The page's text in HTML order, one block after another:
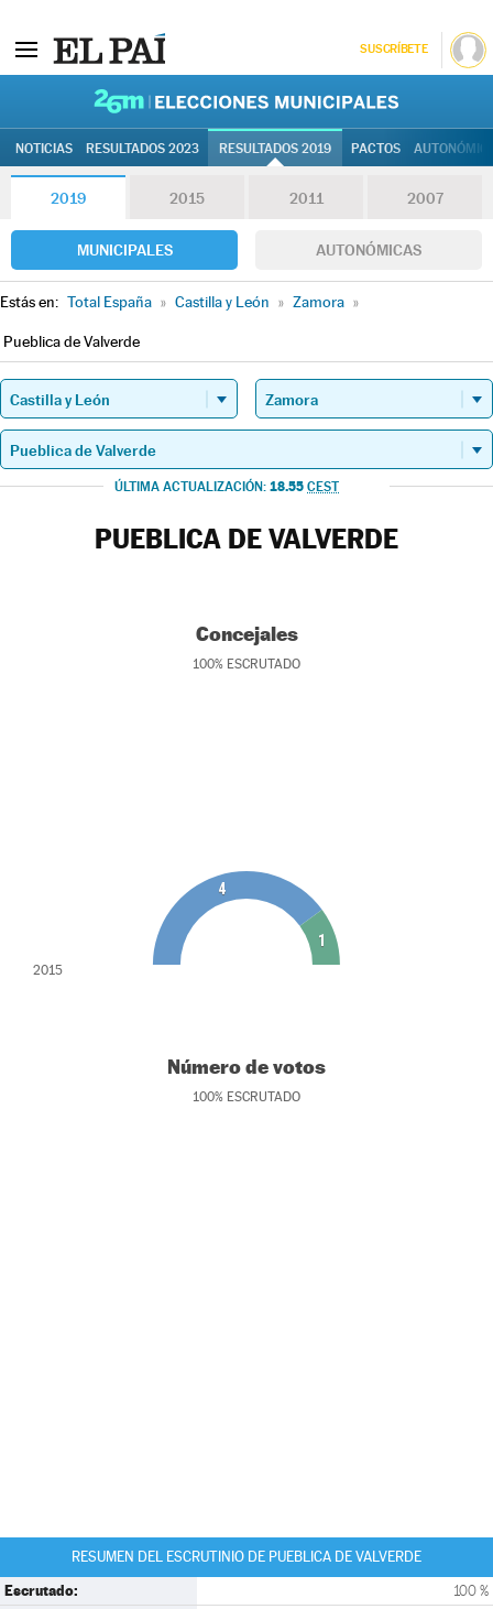
SUSCRÍBETE
NOTICIAS RESULTADOS 2023 RESULTADOS 2019 PACTOS
2019 2015 2011 2007
MUNICIPALES AUTONÓMICAS
Estás en: Total España » Castilla y León » Zamora »
Pueblica de Valverde
ÚLTIMA ACTUALIZACIÓN: 18.55 CEST
PUEBLICA DE VALVERDE
Concejales
100% ESCRUTADO
4
1
2015
Número de votos
100% ESCRUTADO
RESUMEN DEL ESCRUTINIO DE PUEBLICA DE VALVERDE
Escrutado: 100 %